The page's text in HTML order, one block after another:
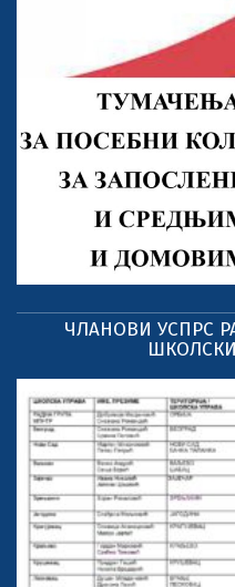
ЧЛАНОВИ УСПРС